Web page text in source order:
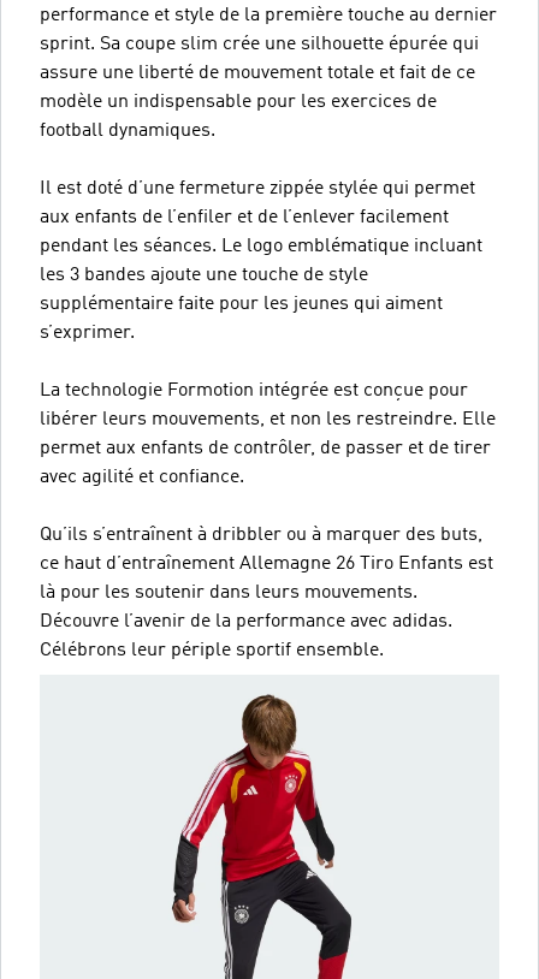
performance et style de la première touche au dernier
sprint. Sa coupe slim crée une silhouette épurée qui
assure une liberté de mouvement totale et fait de ce
modèle un indispensable pour les exercices de
football dynamiques.
Il est doté d’une fermeture zippée stylée qui permet
aux enfants de l’enfiler et de l’enlever facilement
pendant les séances. Le logo emblématique incluant
les 3 bandes ajoute une touche de style
supplémentaire faite pour les jeunes qui aiment
s’exprimer.
La technologie Formotion intégrée est conçue pour
libérer leurs mouvements, et non les restreindre. Elle
permet aux enfants de contrôler, de passer et de tirer
avec agilité et confiance.
Qu’ils s’entraînent à dribbler ou à marquer des buts,
ce haut d’entraînement Allemagne 26 Tiro Enfants est
là pour les soutenir dans leurs mouvements.
Découvre l’avenir de la performance avec adidas.
Célébrons leur périple sportif ensemble.